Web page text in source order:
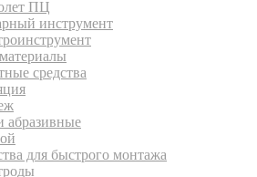
ПЦ
инструмент
средства
абразивные
для быстрого монтажа